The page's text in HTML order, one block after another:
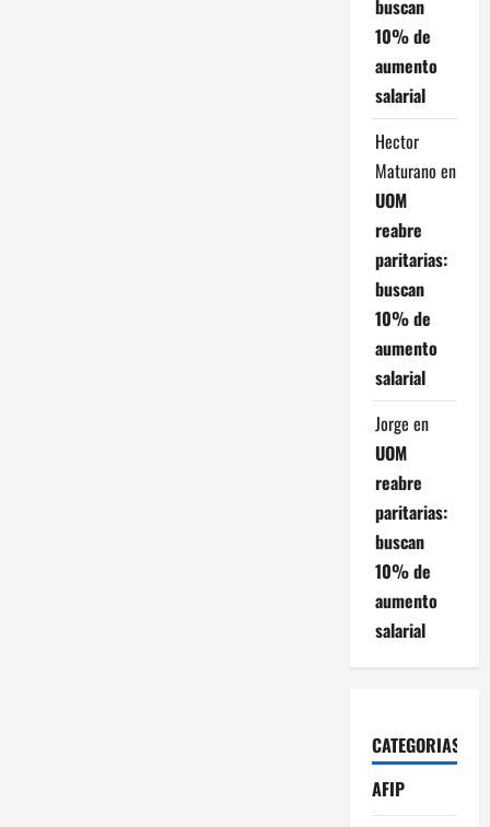
buscan
10% de
aumento
salarial
Hector
Maturano en
UOM
reabre
paritarias:
buscan
10% de
aumento
salarial
Jorge en
UOM
reabre
paritarias:
buscan
10% de
aumento
salarial
CATEGORIAS
AFIP